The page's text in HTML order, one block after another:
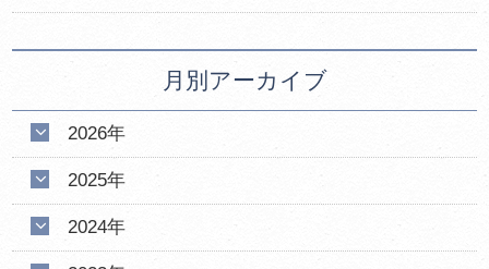
月別アーカイブ
2026年
2025年
2024年